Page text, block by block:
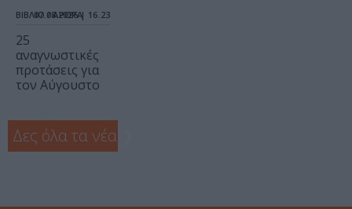
ΒΙΒΛΙΟ / ΑΡΘΡΑ
07.08.2026 | 16.23
25
αναγνωστικές
προτάσεις για
τον Αύγουστο
Δες όλα τα νέα